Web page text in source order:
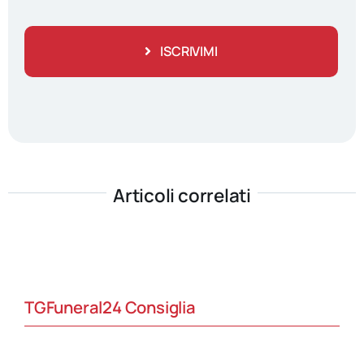
ISCRIVIMI
Articoli correlati
TGFuneral24 Consiglia